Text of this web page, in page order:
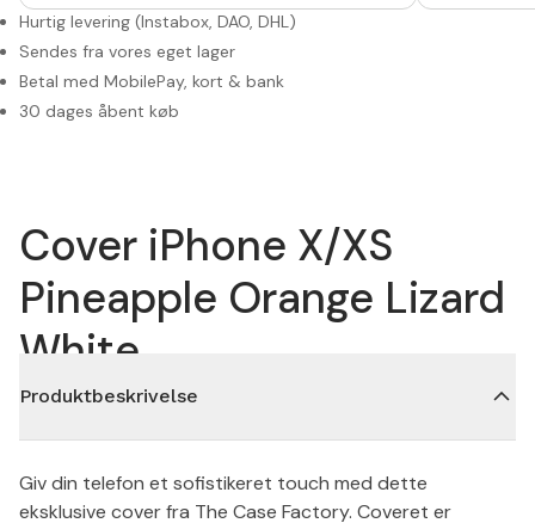
Hurtig levering (Instabox, DAO, DHL)
Sendes fra vores eget lager
Betal med MobilePay, kort & bank
30 dages åbent køb
Cover iPhone X/XS
Pineapple Orange Lizard
White
Produktbeskrivelse
Giv din telefon et sofistikeret touch med dette
eksklusive cover fra The Case Factory. Coveret er